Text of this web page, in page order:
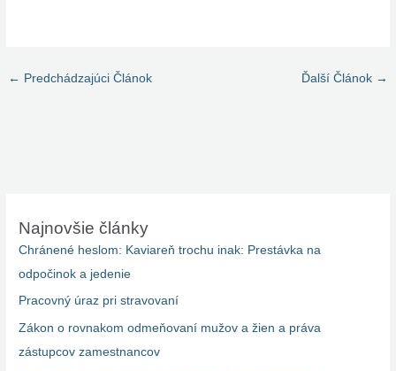
← Predchádzajúci Článok Ďalší Článok →
Najnovšie články
Chránené heslom: Kaviareň trochu inak: Prestávka na
odpočinok a jedenie
Pracovný úraz pri stravovaní
Zákon o rovnakom odmeňovaní mužov a žien a práva
zástupcov zamestnancov